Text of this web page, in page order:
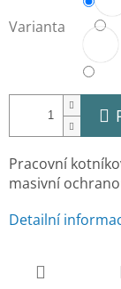
Varianta
Pracovní
masivní
Detailní